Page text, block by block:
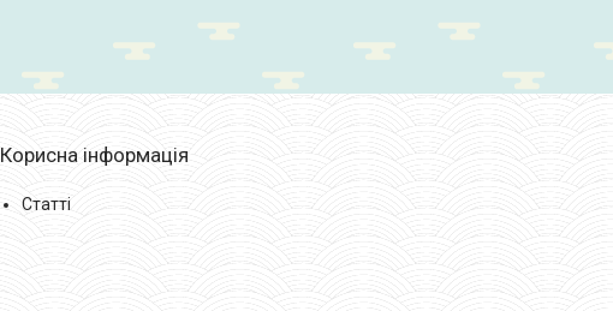
Корисна інформація
Статті